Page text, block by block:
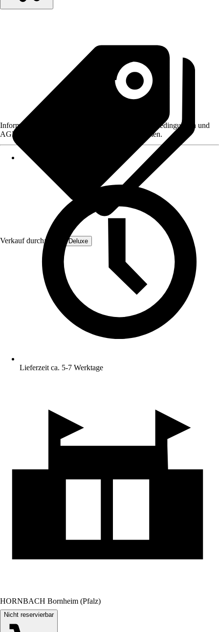
Verkauf durch: Home Deluxe
Informationen des Verkäufers, wie z. B. Rückgabebedingungen und
AGB, finden Sie bei Klick auf den Verkäufernamen.
Lieferzeit ca. 5-7 Werktage
HORNBACH Bornheim (Pfalz)
Nicht reservierbar